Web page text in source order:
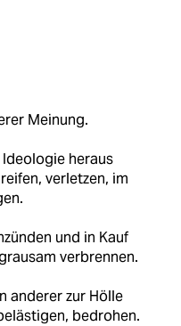
Meinung.
Ideologie heraus
verletzen, im
und in Kauf
verbrennen.
anderer zur Hölle
bedrohen.